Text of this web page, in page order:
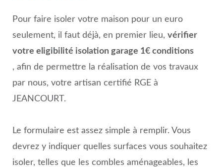
Pour faire isoler votre maison pour un euro
seulement, il faut déjà, en premier lieu, vérifier
votre eligibilité isolation garage 1€ conditions
, afin de permettre la réalisation de vos travaux
par nous, votre artisan certifié RGE à
JEANCOURT.
Le formulaire est assez simple à remplir. Vous
devrez y indiquer quelles surfaces vous souhaitez
isoler, telles que les combles aménageables, les